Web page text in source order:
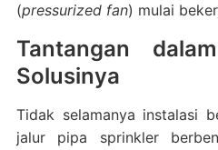
(pressurized fan) mulai
Tantangan
Solusinya
Tidak selamanya instalasi
jalur pipa sprinkler